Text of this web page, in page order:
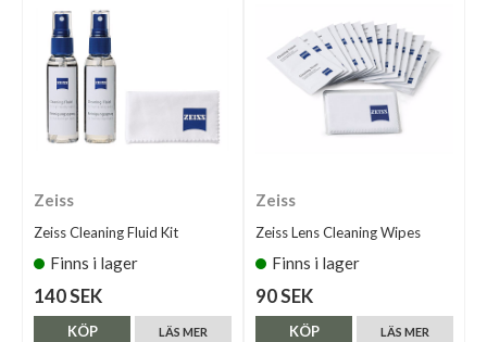
Zeiss
Zeiss Cleaning Fluid Kit
Finns i lager
140 SEK
LÄS MER
KÖP
Zeiss
Zeiss Lens Cleaning Wipes
Finns i lager
90 SEK
LÄS MER
KÖP